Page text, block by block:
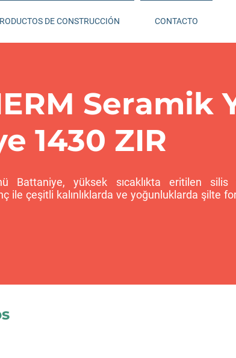
DE CONSTRUCCIÓN CONTACTO
Seramik
1430 ZIR
Battaniye, yüksek sıcaklıkta eritilen silis
ile çeşitli kalınlıklarda ve yoğunluklarda şilte